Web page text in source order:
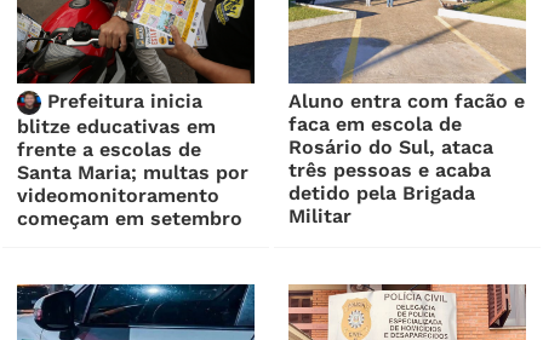
Prefeitura inicia
blitze educativas em
frente a escolas de
Santa Maria; multas por
videomonitoramento
começam em setembro
Aluno entra com facão e
faca em escola de
Rosário do Sul, ataca
três pessoas e acaba
detido pela Brigada
Militar